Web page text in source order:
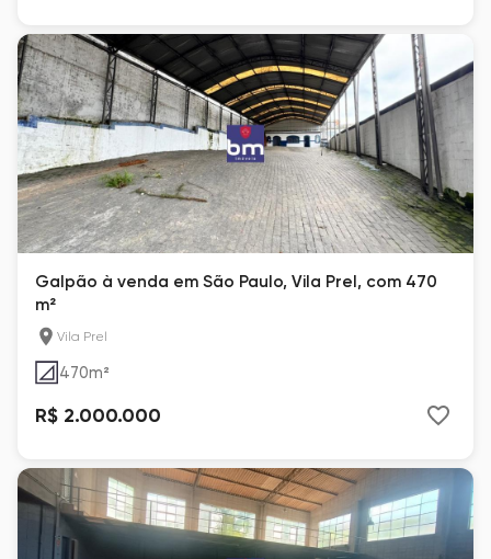
Galpão à venda em São Paulo, Vila Prel, com 470
m²
Vila Prel
470m²
R$ 2.000.000